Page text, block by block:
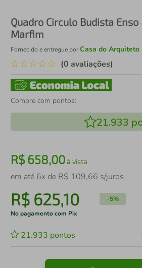
Quadro Circulo Budista Enso
Marfim
Fornecido e entregue porCasa do Arquiteto
☆☆☆☆☆ (0 avaliações)
Compre com pontos:
21.933
R$658,00à vista
em até 6x de R$ 109,66 s/juros
R$ 625,10 -5%
No pagamento com Pix
21.933 pontos